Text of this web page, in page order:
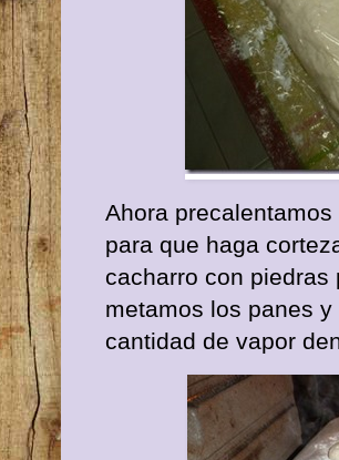
Ahora
para que haga
cacharro con
metamos los panes
cantidad de vapor